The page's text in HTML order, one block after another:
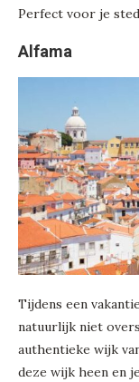
Perfect voor je
Alfama
Tijdens een
natuurlijk niet
authentieke wijk
deze wijk heen en